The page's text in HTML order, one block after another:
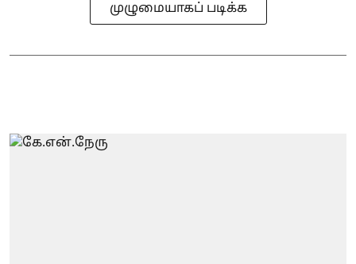
முழுமையாகப் படிக்க